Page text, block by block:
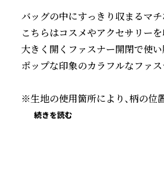
バッグの中にすっきり収まるマ
こちらはコスメやアクセサリー
大きく開くファスナー開閉で使い
ポップな印象のカラフルなファス
※生地の使用箇所により、柄の位
続きを読む